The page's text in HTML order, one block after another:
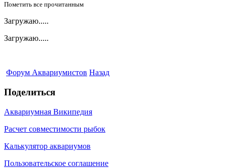
Пометить все прочитанным
Загружаю.....
Загружаю.....
Форум Аквариумистов Назад
Поделиться
Аквариумная Википедия
Расчет совместимости рыбок
Калькулятор аквариумов
Пользовательское соглашение